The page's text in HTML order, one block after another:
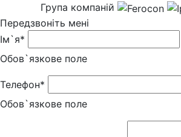
Група компаній
Передзвоніть мені
Ім`я*
Обов`язкове поле
Телефон*
Обов`язкове поле